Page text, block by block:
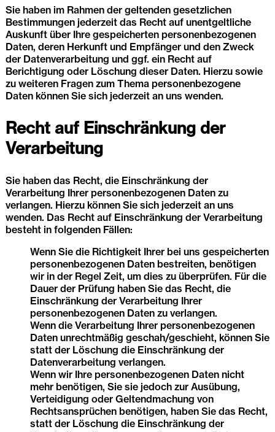
Sie haben im Rahmen der geltenden gesetzlichen
Bestimmungen jederzeit das Recht auf unentgeltliche
Auskunft über Ihre gespeicherten personenbezogenen
Daten, deren Herkunft und Empfänger und den Zweck
der Datenverarbeitung und ggf. ein Recht auf
Berichtigung oder Löschung dieser Daten. Hierzu sowie
zu weiteren Fragen zum Thema personenbezogene
Daten können Sie sich jederzeit an uns wenden.
Recht auf Einschränkung der
Verarbeitung
Sie haben das Recht, die Einschränkung der
Verarbeitung Ihrer personenbezogenen Daten zu
verlangen. Hierzu können Sie sich jederzeit an uns
wenden. Das Recht auf Einschränkung der Verarbeitung
besteht in folgenden Fällen:
Wenn Sie die Richtigkeit Ihrer bei uns gespeicherten
personenbezogenen Daten bestreiten, benötigen
wir in der Regel Zeit, um dies zu überprüfen. Für die
Dauer der Prüfung haben Sie das Recht, die
Einschränkung der Verarbeitung Ihrer
personenbezogenen Daten zu verlangen.
Wenn die Verarbeitung Ihrer personenbezogenen
Daten unrechtmäßig geschah/geschieht, können Sie
statt der Löschung die Einschränkung der
Datenverarbeitung verlangen.
Wenn wir Ihre personenbezogenen Daten nicht
mehr benötigen, Sie sie jedoch zur Ausübung,
Verteidigung oder Geltendmachung von
Rechtsansprüchen benötigen, haben Sie das Recht,
statt der Löschung die Einschränkung der